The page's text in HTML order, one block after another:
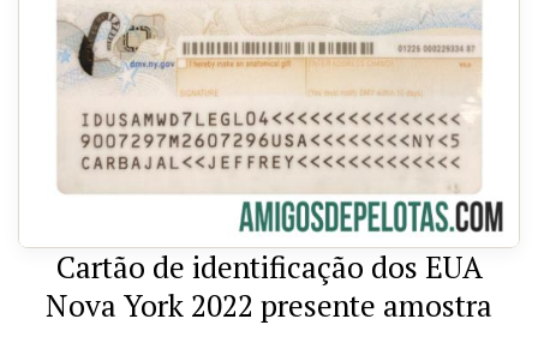
Cartão de identificação dos EUA
Nova York 2022 presente amostra